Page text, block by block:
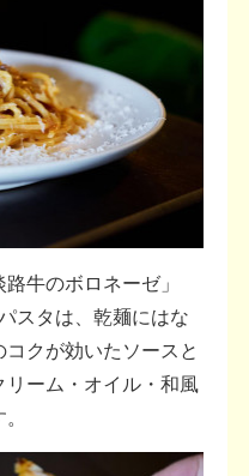
牛のボロネーゼ」
スタは、乾麺にはな
クが効いたソースと
ーム・オイル・和風